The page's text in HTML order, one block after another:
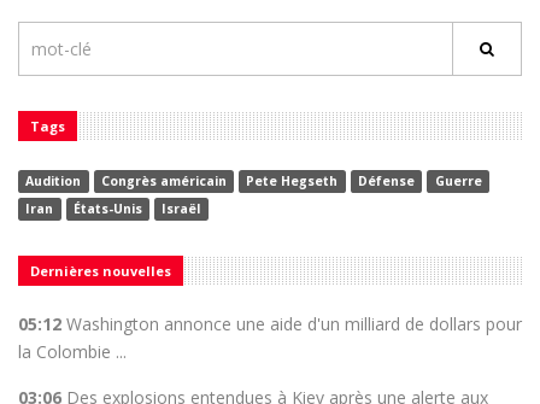
Tags
Audition Congrès américain Pete Hegseth Défense
Guerre
Iran
États-Unis Israël
Dernières nouvelles
05:12 Washington annonce une aide d'un milliard de dollars pour
la Colombie ...
03:06 Des explosions entendues à Kiev après une alerte aux